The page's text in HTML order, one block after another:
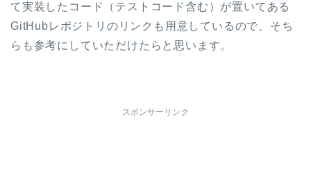
て実装したコード（テストコード含む）が置いてある
GitHubレポジトリのリンクも用意しているので、そち
らも参考にしていただけたらと思います。
スポンサーリンク